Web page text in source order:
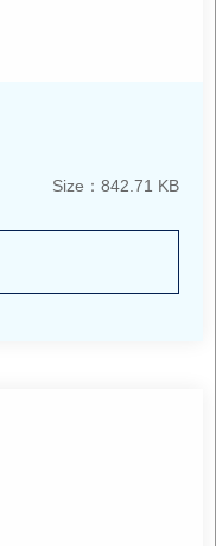
Size：842.71 KB